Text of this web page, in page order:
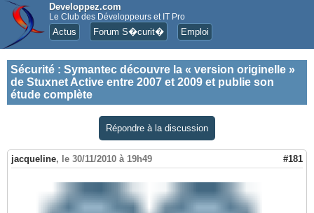
Developpez.com
Le Club des Développeurs et IT Pro
Actus Forum S�curit� Emploi
Sécurité : Symantec découvre la « version originelle »
de Stuxnet Active entre 2007 et 2009 et publie son
étude complète
Répondre à la discussion
jacqueline, le 30/11/2010 à 19h49 #181